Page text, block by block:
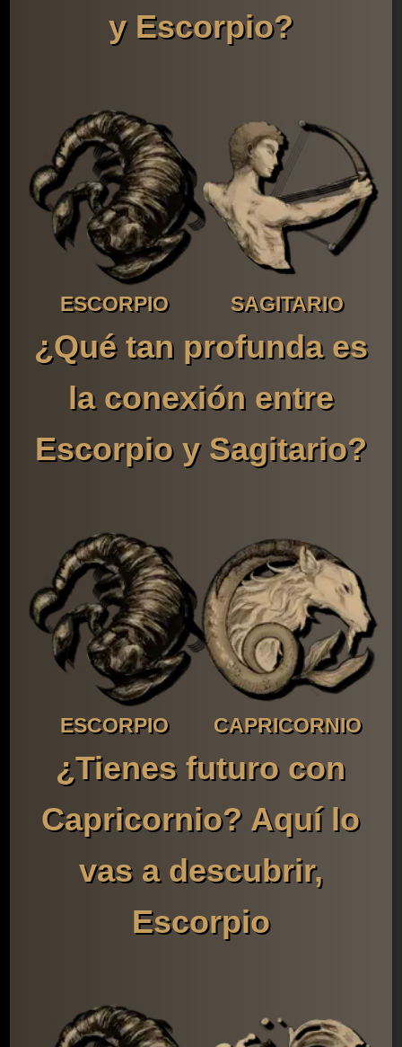
y Escorpio?
ESCORPIO SAGITARIO
¿Qué tan profunda es
la conexión entre
Escorpio y Sagitario?
ESCORPIO CAPRICORNIO
¿Tienes futuro con
Capricornio? Aquí lo
vas a descubrir,
Escorpio